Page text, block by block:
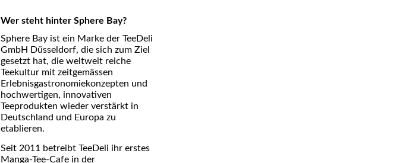
Wer steht hinter Sphere Bay?
Sphere Bay ist ein Marke der TeeDeli
GmbH Düsseldorf, die sich zum Ziel
gesetzt hat, die weltweit reiche
Teekultur mit zeitgemässen
Erlebnisgastronomiekonzepten und
hochwertigen, innovativen
Teeprodukten wieder verstärkt in
Deutschland und Europa zu
etablieren.
Seit 2011 betreibt TeeDeli ihr erstes
Manga-Tee-Cafe in der